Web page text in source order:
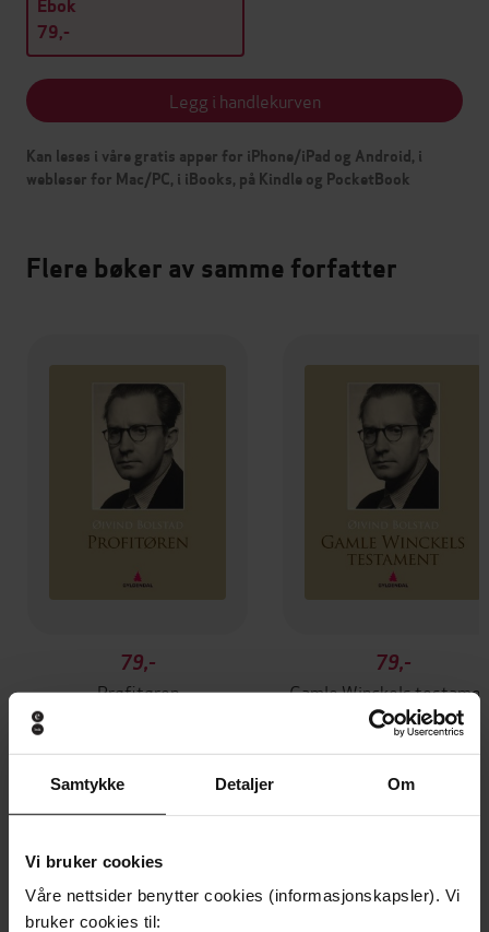
Samtykke Detaljer Om
Vi bruker cookies
Våre nettsider benytter cookies (informasjonskapsler). Vi
bruker cookies til:
Ebok
79,-
Legg i handlekurven
Kan leses i våre gratis apper for iPhone/iPad og Android, i
webleser for Mac/PC, i iBooks, på Kindle og PocketBook
Flere bøker av samme forfatter
79,-
Prøfitøren
79,-
Gamle Winckels
Øivind Bolstad
EBOK
Andre har også kjøpt
Premium